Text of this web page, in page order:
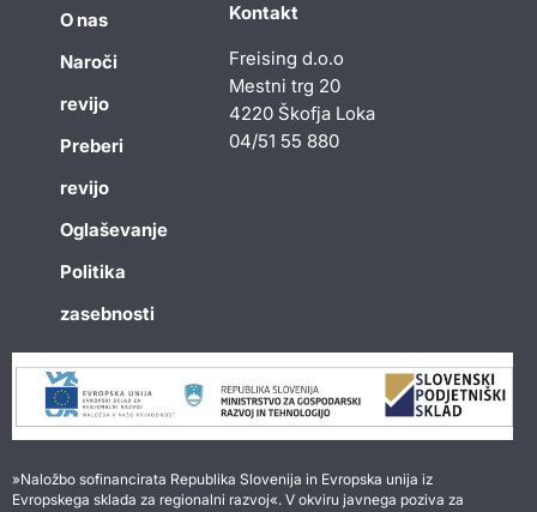
O nas
Naroči
revijo
Preberi
revijo
Oglaševanje
Politika
zasebnosti
Kontakt
Freising d.o.o
Mestni trg 20
4220 Škofja Loka
04/51 55 880
»Naložbo sofinancirata Republika Slovenija in Evropska unija iz
Evropskega sklada za regionalni razvoj«. V okviru javnega poziva za